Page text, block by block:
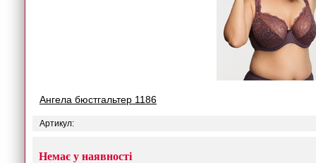
Ангела бюстгальтер 1186
Артикул:
Немає у наявності